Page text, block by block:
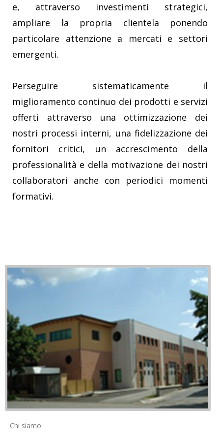
e, attraverso investimenti strategici,
ampliare la propria clientela ponendo
particolare attenzione a mercati e settori
emergenti.
Perseguire sistematicamente il
miglioramento continuo dei prodotti e servizi
offerti attraverso una ottimizzazione dei
nostri processi interni, una fidelizzazione dei
fornitori critici, un accrescimento della
professionalità e della motivazione dei nostri
collaboratori anche con periodici momenti
formativi.
Chi siamo